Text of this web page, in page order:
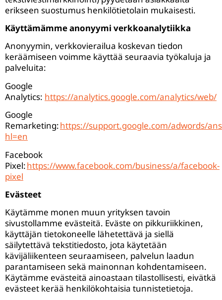
erikseen suostumus henkilötietolain mukaisesti.
Käyttämämme anonyymi verkkoanalytiikka
Anonyymin, verkkovierailua koskevan tiedon
keräämiseen voimme käyttää seuraavia työkaluja ja
palveluita:
Google
Analytics: https://analytics.google.com/analytics/web/
Google
Remarketing:https://support.google.com/adwords/
hl=en
Facebook
Pixel:https://www.facebook.com/business/a/facebook-
pixel
Evästeet
Käytämme monen muun yrityksen tavoin
sivustollamme evästeitä. Eväste on pikkuriikkinen,
käyttäjän tietokoneelle lähetettävä ja siellä
säilytettävä tekstitiedosto, jota käytetään
kävijäliikenteen seuraamiseen, palvelun laadun
parantamiseen sekä mainonnan kohdentamiseen.
Käytämme evästeitä ainoastaan tilastollisesti, eivätkä
evästeet kerää henkilökohtaisia tunnistetietoja.